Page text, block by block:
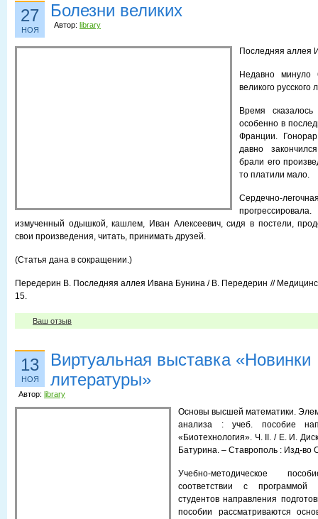
27
НОЯ
Болезни великих
Автор: library
Последняя аллея
Недавно
великого русского
Время
особенно в
Франции.
давно
брали его
то платили мало.
Сердечно-
измученный одышкой, кашлем, Иван Алексеевич, сидя в постели,
свои произведения, читать, принимать друзей.
(Статья дана в сокращении.)
Передерин В. Последняя аллея Ивана Бунина / В. Передерин //
15.
Ваш отзыв
13
НОЯ
Виртуальная выставка «Новинки
литературы»
Автор: library
Основы высшей математики.
анализа : учеб. пособие
«Биотехнология». Ч. II. / Е. И.
Батурина. – Ставрополь : Изд-во
Учебно-методическое
соответствии с
студентов направления
пособии рассматриваются